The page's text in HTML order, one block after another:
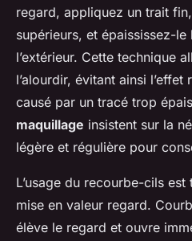
regard, appliquez un trait
supérieurs, et épaississez-le
l’extérieur. Cette technique
l’alourdir, évitant ainsi
causé par un tracé trop
maquillage insistent sur la
légère et régulière pour
L’usage du recourbe-cils
mise en valeur regard.
élève le regard et ouvre